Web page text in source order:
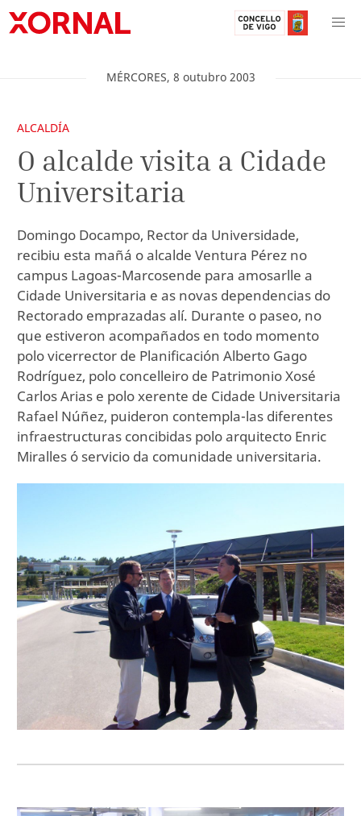
MÉRCORES, 8 outubro 2003
ALCALDÍA
O alcalde visita a Cidade
Universitaria
Domingo Docampo, Rector da Universidade,
recibiu esta mañá o alcalde Ventura Pérez no
campus Lagoas-Marcosende para amosarlle a
Cidade Universitaria e as novas dependencias do
Rectorado emprazadas alí. Durante o paseo, no
que estiveron acompañados en todo momento
polo vicerrector de Planificación Alberto Gago
Rodríguez, polo concelleiro de Patrimonio Xosé
Carlos Arias e polo xerente de Cidade Universitaria
Rafael Núñez, puideron contempla-las diferentes
infraestructuras concibidas polo arquitecto Enric
Miralles ó servicio da comunidade universitaria.